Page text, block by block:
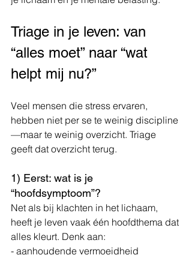
Triage in je leven: van
“alles moet” naar “wat
helpt mij nu?”
Veel mensen die stress ervaren,
hebben niet per se te weinig discipline
—maar te weinig overzicht. Triage
geeft dat overzicht terug.
1) Eerst: wat is je
“hoofdsymptoom”?
Net als bij klachten in het lichaam,
heeft je leven vaak één hoofdthema dat
alles kleurt. Denk aan:
- aanhoudende vermoeidheid